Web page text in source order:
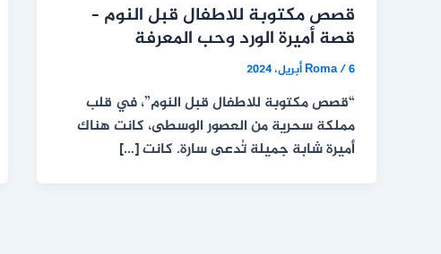
قصص مكتوبة للاطفال قبل النوم –
قصة أميرة الورد وحب المعرفة
Roma/6 أبريل، 2024
“قصص مكتوبة للاطفال قبل النوم”، في قلب
مملكة سحرية من العصور الوسطى، كانت هناك
أميرة شابة جميلة تُدعى سارة. كانت […]